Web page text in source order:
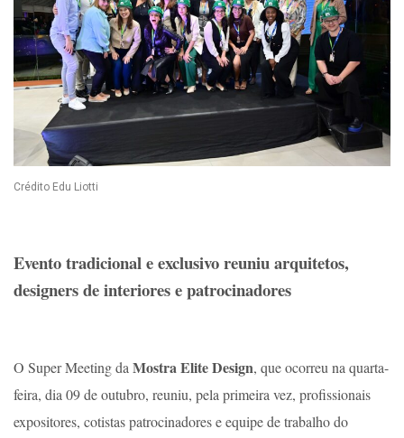
Crédito Edu Liotti
Evento tradicional e exclusivo reuniu arquitetos,
designers de interiores e patrocinadores
O Super Meeting da Mostra Elite Design, que ocorreu na quarta-
feira, dia 09 de outubro, reuniu, pela primeira vez, profissionais
expositores, cotistas patrocinadores e equipe de trabalho do